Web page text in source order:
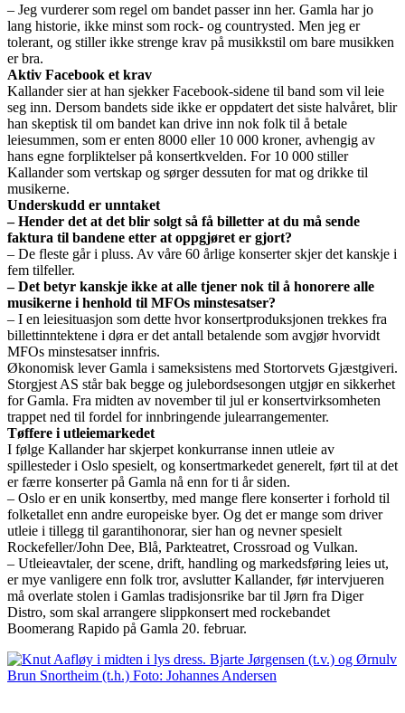
– Jeg vurderer som regel om bandet passer inn her. Gamla har jo
lang historie, ikke minst som rock- og countrysted. Men jeg er
tolerant, og stiller ikke strenge krav på musikkstil om bare musikken
er bra.
Aktiv Facebook et krav
Kallander sier at han sjekker Facebook-sidene til band som vil leie
seg inn. Dersom bandets side ikke er oppdatert det siste halvåret, blir
han skeptisk til om bandet kan drive inn nok folk til å betale
leiesummen, som er enten 8000 eller 10 000 kroner, avhengig av
hans egne forpliktelser på konsertkvelden. For 10 000 stiller
Kallander som vertskap og sørger dessuten for mat og drikke til
musikerne.
Underskudd er unntaket
– Hender det at det blir solgt så få billetter at du må sende
faktura til bandene etter at oppgjøret er gjort?
– De fleste går i pluss. Av våre 60 årlige konserter skjer det kanskje i
fem tilfeller.
– Det betyr kanskje ikke at alle tjener nok til å honorere alle
musikerne i henhold til MFOs minstesatser?
– I en leiesituasjon som dette hvor konsertproduksjonen trekkes fra
billettinntektene i døra er det antall betalende som avgjør hvorvidt
MFOs minstesatser innfris.
Økonomisk lever Gamla i sameksistens med Stortorvets Gjæstgiveri.
Storgjest AS står bak begge og julebordsesongen utgjør en sikkerhet
for Gamla. Fra midten av november til jul er konsertvirksomheten
trappet ned til fordel for innbringende julearrangementer.
Tøffere i utleiemarkedet
I følge Kallander har skjerpet konkurranse innen utleie av
spillesteder i Oslo spesielt, og konsertmarkedet generelt, ført til at det
er færre konserter på Gamla nå enn for ti år siden.
– Oslo er en unik konsertby, med mange flere konserter i forhold til
folketallet enn andre europeiske byer. Og det er mange som driver
utleie i tillegg til garantihonorar, sier han og nevner spesielt
Rockefeller/John Dee, Blå, Parkteatret, Crossroad og Vulkan.
– Utleieavtaler, der scene, drift, handling og markedsføring leies ut,
er mye vanligere enn folk tror, avslutter Kallander, før intervjueren
må overlate stolen i Gamlas tradisjonsrike bar til Jørn fra Diger
Distro, som skal arrangere slippkonsert med rockebandet
Boomerang Rapido på Gamla 20. februar.